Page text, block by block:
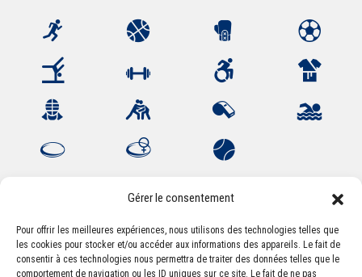
Gérer le consentement
Pour offrir les meilleures expériences, nous utilisons des technologies telles que
les cookies pour stocker et/ou accéder aux informations des appareils. Le fait de
consentir à ces technologies nous permettra de traiter des données telles que le
comportement de navigation ou les ID uniques sur ce site. Le fait de ne pas
Association Sportive Montferrandaise
84, boulevard Léon Jouhaux